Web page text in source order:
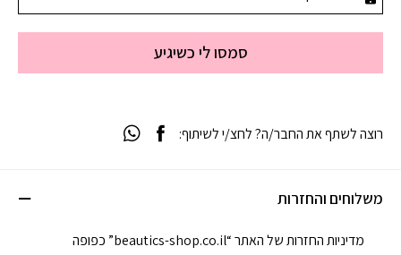
סמסו לי כשיגיע
משלוחים והחזרות
מדיניות החזרות של האתר “beautics-shop.co.il” כפופה
רוצה לשתף את החבר/ה? לחצ/י לשיתוף: